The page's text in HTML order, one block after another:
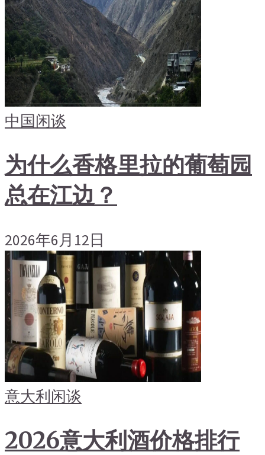
中国闲谈
为什么香格里拉的葡萄园
总在江边？
2026年6月12日
意大利闲谈
2026意大利酒价格排行